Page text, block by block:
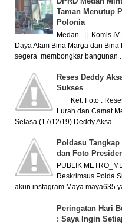
Taman Menutup
Polonia
Medan || Komis IV
Daya Alam Bina Marga dan
segera membongkar bangunan ...
Reses Deddy
Sukses
Ket. Foto : Reses
Lurah dan Camat
Selasa (17/12/19) Deddy Aksa...
Poldasu
dan Foto
PUBLIK
Reskrimsus Polda
akun instagram Maya.maya635
Peringatan Hari
: Saya Ingin